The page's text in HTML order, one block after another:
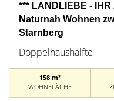
*** LANDLIEBE -
Naturnah Wohnen
Starnberg
Doppelhaushälfte
158 m²
WOHNFLÄCHE